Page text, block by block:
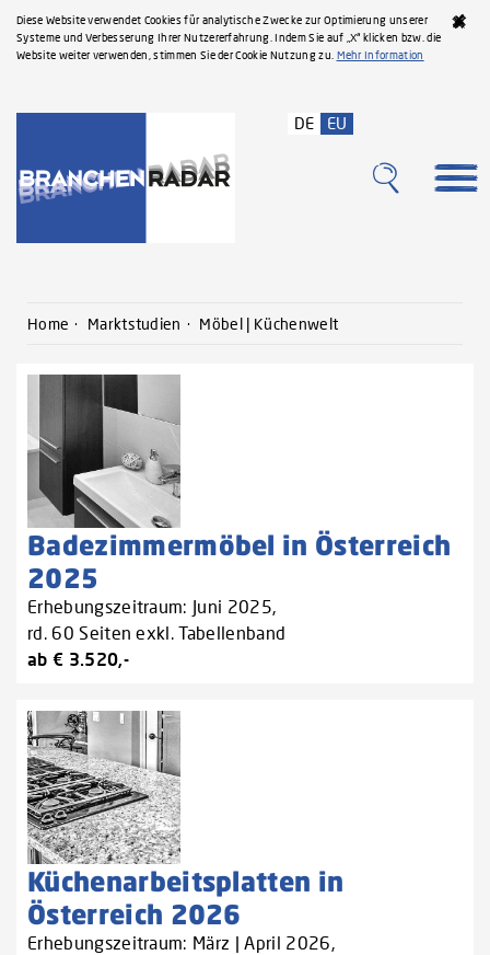
Diese Website verwendet Cookies für analytische Zwecke zur Optimierung unserer
Systeme und Verbesserung Ihrer Nutzererfahrung. Indem Sie auf „X“ klicken bzw. die
Website weiter verwenden, stimmen Sie der Cookie Nutzung zu. Mehr Information
DE EU
Home Marktstudien Möbel | Küchenwelt
Badezimmermöbel in Österreich
2025
Erhebungszeitraum: Juni 2025,
rd. 60 Seiten exkl. Tabellenband
ab € 3.520,-
Küchenarbeitsplatten in
Österreich 2026
Erhebungszeitraum: März | April 2026,